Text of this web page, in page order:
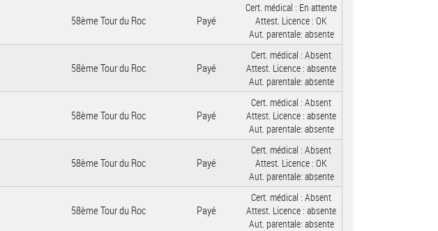
58ème Tour du Roc Payé
Cert. médical : En attente
Attest. Licence : OK
Aut. parentale: absente
58ème Tour du Roc Payé
Cert. médical : Absent
Attest. Licence : absente
Aut. parentale: absente
58ème Tour du Roc Payé
Cert. médical : Absent
Attest. Licence : absente
Aut. parentale: absente
58ème Tour du Roc Payé
Cert. médical : Absent
Attest. Licence : OK
Aut. parentale: absente
58ème Tour du Roc Payé
Cert. médical : Absent
Attest. Licence : absente
Aut. parentale: absente